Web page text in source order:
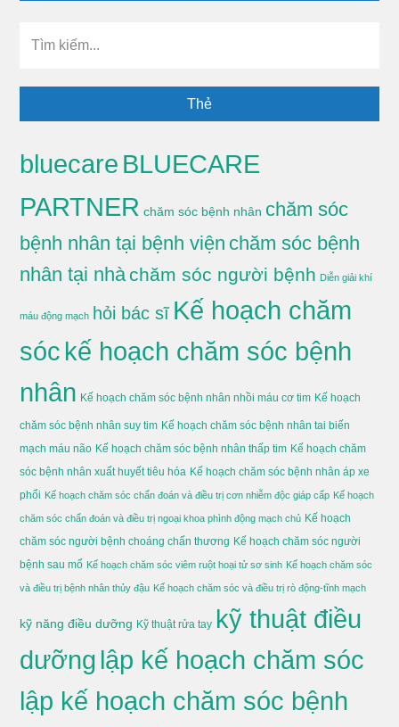
Thẻ
bluecare BLUECARE
PARTNER chăm sóc bệnh nhân chăm sóc
bệnh nhân tại bệnh viện chăm sóc bệnh
nhân tại nhàchăm sóc người bệnh Diễn giải khí
máu động mạch hỏi bác sĩ Kế hoạch chăm
sóc kế hoạch chăm sóc bệnh
nhân Kế hoạch chăm sóc bệnh nhân nhồi máu cơ tim Kế hoạch
chăm sóc bệnh nhân suy tim Kế hoạch chăm sóc bệnh nhân tai biến
mạch máu não Kế hoạch chăm sóc bệnh nhân thấp tim Kế hoạch chăm
sóc bệnh nhân xuất huyết tiêu hóa Kế hoạch chăm sóc bệnh nhân áp xe
phổi Kế hoạch chăm sóc chẩn đoán và điều trị cơn nhiễm độc giáp cấp Kế hoạch
chăm sóc chẩn đoán và điều trị ngoại khoa phình động mạch chủ Kế hoạch
chăm sóc người bệnh choáng chấn thương Kế hoạch chăm sóc người
bệnh sau mổ Kế hoạch chăm sóc viêm ruột hoại tử sơ sinh Kế hoạch chăm sóc
và điều trị bệnh nhân thủy đậu Kế hoạch chăm sóc và điều trị rò động-tĩnh mạch
kỹ năng điều dưỡng Kỹ thuật rửa tay kỹ thuật điều
dưỡng lập kế hoạch chăm sóc
lập kế hoạch chăm sóc bệnh